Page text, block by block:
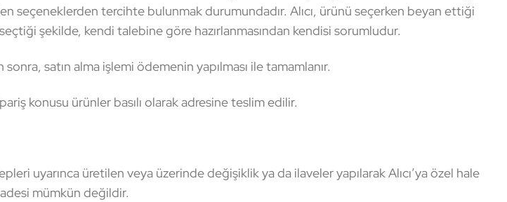
tercihte bulunmak durumundadır. Alıcı, ürünü seçerken beyan ettiği
şekilde, kendi talebine göre hazırlanmasından kendisi sorumludur.
satın alma işlemi ödemenin yapılması ile tamamlanır.
konusu ürünler basılı olarak adresine teslim edilir.
uyarınca üretilen veya üzerinde değişiklik ya da ilaveler yapılarak Alıcı’ya özel hale
mümkün değildir.